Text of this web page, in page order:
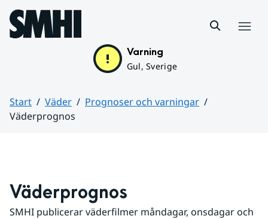
Hoppa till sidans innehåll
Varning
Gul, Sverige
Start Väder
Prognoser och varningar
Väderprognos
Väderprognos
SMHI publicerar väderfilmer måndagar, onsdagar och